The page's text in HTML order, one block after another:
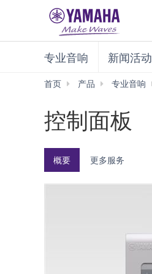
专业音响 新闻活动
首页 产品 专业音响
控制面板
概要 更多服务